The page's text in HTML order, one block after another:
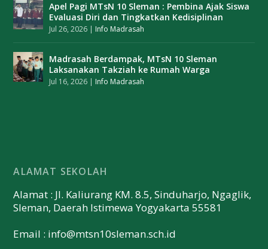
Apel Pagi MTsN 10 Sleman : Pembina Ajak Siswa
Evaluasi Diri dan Tingkatkan Kedisiplinan
Jul 26, 2026 | Info Madrasah
Madrasah Berdampak, MTsN 10 Sleman
Laksanakan Takziah ke Rumah Warga
Jul 16, 2026 | Info Madrasah
ALAMAT SEKOLAH
Alamat : Jl. Kaliurang KM. 8.5, Sinduharjo, Ngaglik,
Sleman, Daerah Istimewa Yogyakarta 55581
Email : info@mtsn10sleman.sch.id